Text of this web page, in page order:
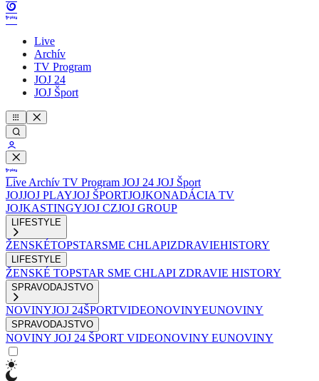
Live
Archív
TV Program
JOJ 24
JOJ Šport
Live Archív TV Program JOJ 24 JOJ Šport
JOJJOJ PLAYJOJ ŠPORTJOJKONADÁCIA TV
JOJKASTINGYJOJ CZJOJ GROUP
LIFESTYLE
ŽENSKÉTOPSTARSME CHLAPIZDRAVIEHISTORY
LIFESTYLE
ŽENSKÉ TOPSTAR SME CHLAPI ZDRAVIE HISTORY
SPRAVODAJSTVO
NOVINYJOJ 24ŠPORTVIDEONOVINYEUNOVINY
SPRAVODAJSTVO
NOVINY JOJ 24 ŠPORT VIDEONOVINY EUNOVINY